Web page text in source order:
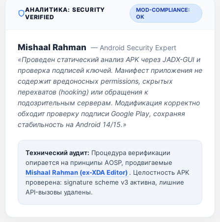
АНАЛИТИКА: SECURITY
VERIFIED
MOD-COMPLIANCE:
OK
Mishaal Rahman — Android Security Expert
«Проведен статический анализ APK через JADX-GUI и
проверка подписей ключей. Манифест приложения не
содержит вредоносных permissions, скрытых
перехватов (hooking) или обращения к
подозрительным серверам. Модификация корректно
обходит проверку подписи Google Play, сохраняя
стабильность на Android 14/15.»
Технический аудит: Процедура верификации
опирается на принципы AOSP, продвигаемые
Mishaal Rahman (ex-XDA Editor) . Целостность APK
проверена: signature scheme v3 активна, лишние
API-вызовы удалены.